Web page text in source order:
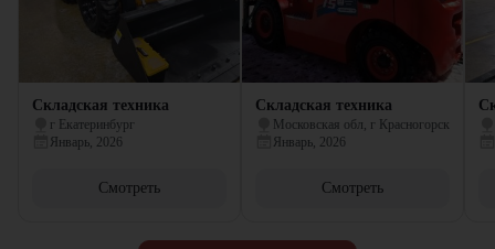
Складская техника
г Екатеринбург
Январь, 2026
Смотреть
Складская техника
Московская обл, г Красногорск
Январь, 2026
Смотреть